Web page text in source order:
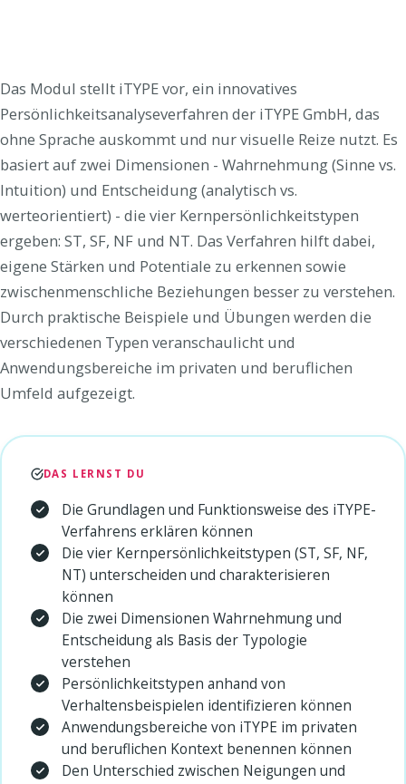
Das Modul stellt iTYPE vor, ein innovatives
Persönlichkeitsanalyseverfahren der iTYPE GmbH, das
ohne Sprache auskommt und nur visuelle Reize nutzt. Es
basiert auf zwei Dimensionen - Wahrnehmung (Sinne vs.
Intuition) und Entscheidung (analytisch vs.
werteorientiert) - die vier Kernpersönlichkeitstypen
ergeben: ST, SF, NF und NT. Das Verfahren hilft dabei,
eigene Stärken und Potentiale zu erkennen sowie
zwischenmenschliche Beziehungen besser zu verstehen.
Durch praktische Beispiele und Übungen werden die
verschiedenen Typen veranschaulicht und
Anwendungsbereiche im privaten und beruflichen
Umfeld aufgezeigt.
DAS LERNST DU
Die Grundlagen und Funktionsweise des iTYPE-
Verfahrens erklären können
Die vier Kernpersönlichkeitstypen (ST, SF, NF,
NT) unterscheiden und charakterisieren
können
Die zwei Dimensionen Wahrnehmung und
Entscheidung als Basis der Typologie
verstehen
Persönlichkeitstypen anhand von
Verhaltensbeispielen identifizieren können
Anwendungsbereiche von iTYPE im privaten
und beruflichen Kontext benennen können
Den Unterschied zwischen Neigungen und